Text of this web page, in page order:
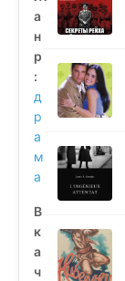
а
н
р
:
д
р
а
м
а
В
к
а
ч